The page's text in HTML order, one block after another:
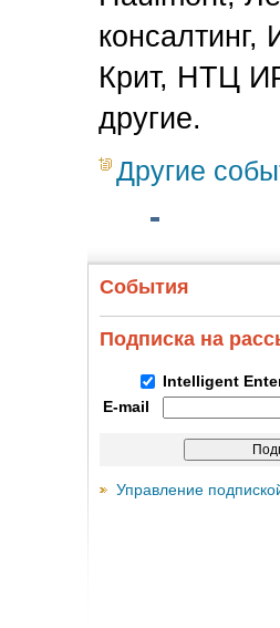
консалтинг,
Крит, НТЦ
другие.
Другие
События
Подписка на
Intelligent
E-mail
Управление